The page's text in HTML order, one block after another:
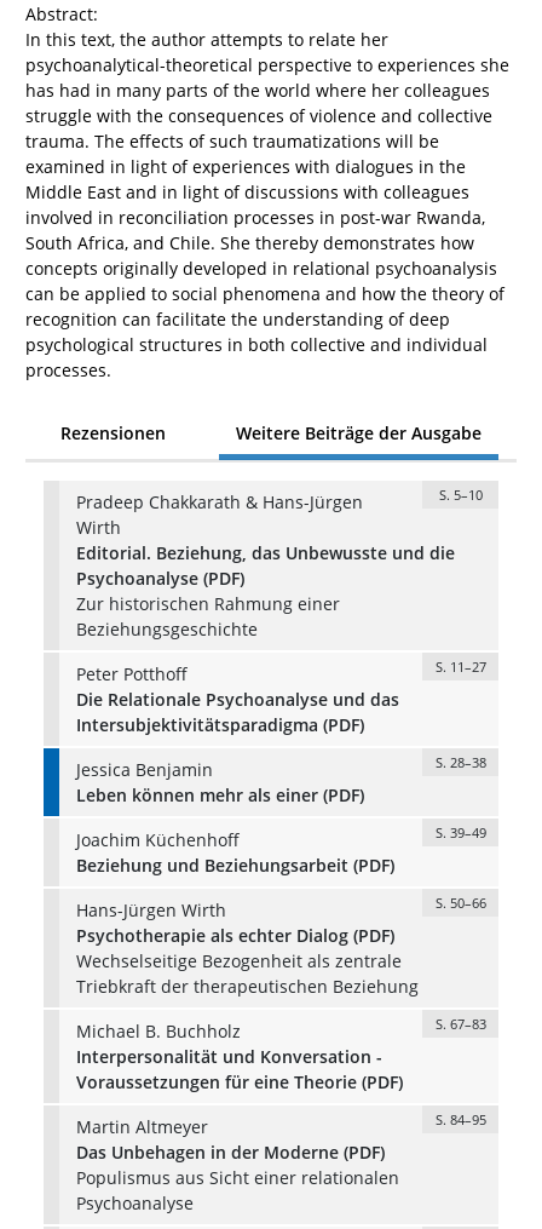
Abstract:
In this text, the author attempts to relate her
psychoanalytical-theoretical perspective to experiences she
has had in many parts of the world where her colleagues
struggle with the consequences of violence and collective
trauma. The effects of such traumatizations will be
examined in light of experiences with dialogues in the
Middle East and in light of discussions with colleagues
involved in reconciliation processes in post-war Rwanda,
South Africa, and Chile. She thereby demonstrates how
concepts originally developed in relational psychoanalysis
can be applied to social phenomena and how the theory of
recognition can facilitate the understanding of deep
psychological structures in both collective and individual
processes.
Rezensionen Weitere Beiträge der Ausgabe
Pradeep Chakkarath & Hans-Jürgen
Wirth
S. 5–10
Editorial. Beziehung, das Unbewusste und die
Psychoanalyse (PDF)
Zur historischen Rahmung einer
Beziehungsgeschichte
Peter Potthoff
S. 11–27
Die Relationale Psychoanalyse und das
Intersubjektivitätsparadigma (PDF)
Jessica Benjamin
S. 28–38
Leben können mehr als einer (PDF)
Joachim Küchenhoff
S. 39–49
Beziehung und Beziehungsarbeit (PDF)
Hans-Jürgen Wirth
S. 50–66
Psychotherapie als echter Dialog (PDF)
Wechselseitige Bezogenheit als zentrale
Triebkraft der therapeutischen Beziehung
Michael B. Buchholz
S. 67–83
Interpersonalität und Konversation -
Voraussetzungen für eine Theorie (PDF)
Martin Altmeyer
S. 84–95
Das Unbehagen in der Moderne (PDF)
Populismus aus Sicht einer relationalen
Psychoanalyse